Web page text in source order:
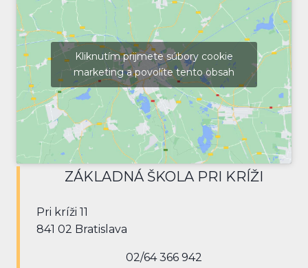
Kliknutím prijmete súbory cookie
marketing a povolíte tento obsah
ZÁKLADNÁ ŠKOLA PRI KRÍŽI
Pri kríži 11
841 02 Bratislava
02/64 366 942